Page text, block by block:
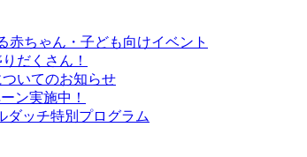
赤ちゃん・子ども向けイベント
だくさん！
いてのお知らせ
ン実施中！
ダッチ特別プログラム